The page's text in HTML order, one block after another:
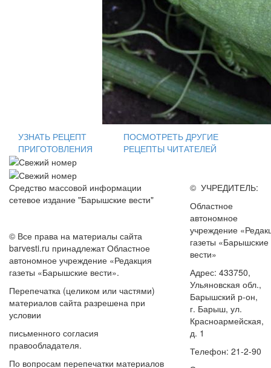
УЗНАТЬ РЕЦЕПТ
ПРИГОТОВЛЕНИЯ
ПОСМОТРЕТЬ ДРУГИЕ
РЕЦЕПТЫ ЧИТАТЕЛЕЙ
Средство массовой информации
сетевое издание "Барышские вести"
© Все права на материалы сайта
barvesti.ru принадлежат Областное
автономное учреждение «Редакция
газеты «Барышские вести».
Перепечатка (целиком или частями)
материалов сайта разрешена при
условии
письменного согласия
правообладателя.
По вопросам перепечатки материалов
© УЧРЕДИТЕЛЬ:
Областное
автономное
учреждение
газеты «Барышские
вести»
Адрес: 433750,
Ульяновская обл.,
Барышский р-он,
г. Барыш, ул.
Красноармейская,
д. 1
Телефон: 21-2-90